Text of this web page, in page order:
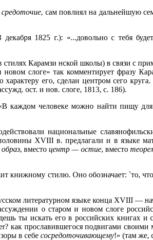
средоточие, сам повлиял на дальнейшую
1825 г.): «...довольно с тебя
стилях Карамзи нской школы) в связи с
слоге» так комментирует фразу
его, сделан центром сего
ост. и нов. слоге, 1813, с. 186).
человеке можно найти пищу
национальные
XVIII в. предлагали и в языке
, вместоцентр — остие, вместо
книжному стилю. Оно обозначает: `то, что
литературном языке конца XVIII —
о старом и новом слоге
ты искать его в российских книгах
как прославившегося подвигами
в себе сосредоточивающему!» (там же,